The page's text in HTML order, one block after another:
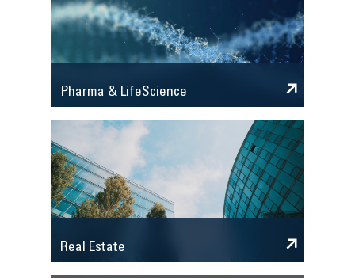
Pharma & LifeScience
Real Estate